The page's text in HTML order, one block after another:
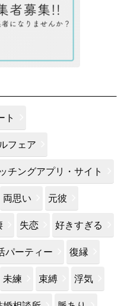
ト
フェア
チングアプリ・サイト
両思い 元彼
失恋 好きすぎる
パーティー 復縁
未練 束縛 浮気